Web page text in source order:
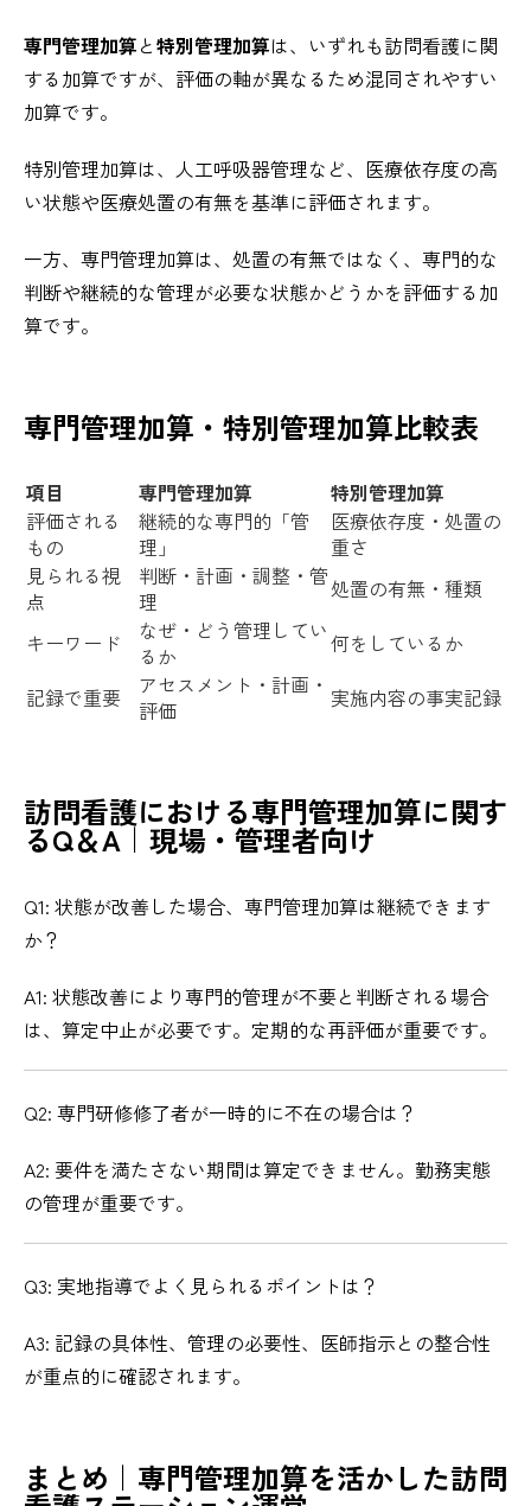
専門管理加算と特別管理加算は、いずれも訪問看護に関
する加算ですが、評価の軸が異なるため混同されやすい
加算です。
特別管理加算は、人工呼吸器管理など、医療依存度の高
い状態や医療処置の有無を基準に評価されます。
一方、専門管理加算は、処置の有無ではなく、専門的な
判断や継続的な管理が必要な状態かどうかを評価する加
算です。
専門管理加算・特別管理加算比較表
項目 専門管理加算
特別管理加算
評価される
もの
継続的な専門的「管
理」
医療依存度・処置の
重さ
見られる視
点
判断・計画・調整・管
理
処置の有無・種類
キーワード
なぜ・どう管理してい
るか
何をしているか
記録で重要
アセスメント・計画・
評価
実施内容の事実記録
訪問看護における専門管理加算に関す
るQ＆A｜現場・管理者向け
Q1: 状態が改善した場合、専門管理加算は継続できます
か？
A1: 状態改善により専門的管理が不要と判断される場合
は、算定中止が必要です。定期的な再評価が重要です。
Q2: 専門研修修了者が一時的に不在の場合は？
A2: 要件を満たさない期間は算定できません。勤務実態
の管理が重要です。
Q3: 実地指導でよく見られるポイントは？
A3: 記録の具体性、管理の必要性、医師指示との整合性
が重点的に確認されます。
まとめ｜専門管理加算を活かした訪問